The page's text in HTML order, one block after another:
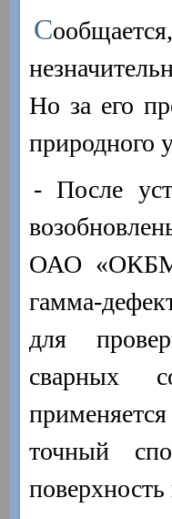
С
Но за его
природного
- После
ОАО «ОКБМ
гамма-
для
сварных
точный